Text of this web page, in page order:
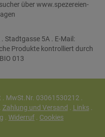
über www.spezereien-
Stadtgasse 5A . E-Mail:
Produkte kontrolliert durch
013
MwSt.Nr. 03061530212 .
Zahlung und Versand . Links.
. Widerruf . Cookies